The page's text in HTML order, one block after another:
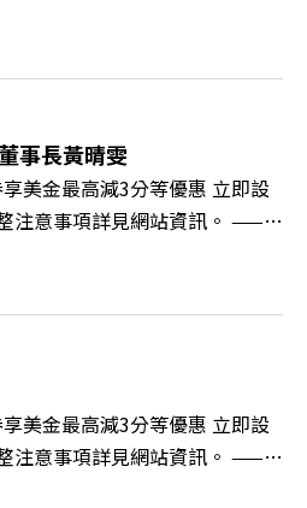
何看穿職場底層的應對姿
事，正在用哪種「不一致」
／薩提爾模式溝通引導師、作
9al3px ✨關注《遠見》更
by Firstory Hosting
事長黃晴雯
美金最高減3分等優惠 立即設
注意事項詳見網站資訊。 ——
零售業該如何轉型突圍？ 本
業獲利與社會共好的綠色零售
計畫？ 🔺成功推動育嬰留停、
好實踐 主持人／遠見雜誌副
活的雜亂。 點開看質感養成術
3AjBWNV YT：
美金最高減3分等優惠 立即設
注意事項詳見網站資訊。 ——
會怎麼變？在政府力推「亞洲